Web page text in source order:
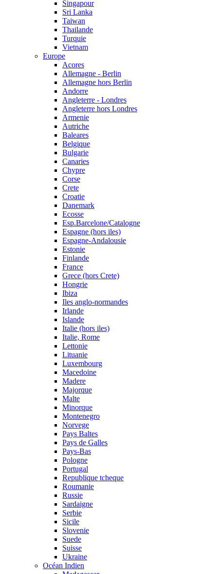
Singapour
Sri Lanka
Taiwan
Thailande
Turquie
Vietnam
Europe
Acores
Allemagne - Berlin
Allemagne hors Berlin
Andorre
Angleterre - Londres
Angleterre hors Londres
Armenie
Autriche
Baleares
Belgique
Bulgarie
Canaries
Chypre
Corse
Crete
Croatie
Danemark
Ecosse
Esp.Barcelone/Catalogne
Espagne (hors iles)
Espagne-Andalousie
Estonie
Finlande
France
Grece (hors Crete)
Hongrie
Ibiza
Iles anglo-normandes
Irlande
Islande
Italie (hors iles)
Italie, Rome
Lettonie
Lituanie
Luxembourg
Macedoine
Madere
Majorque
Malte
Minorque
Montenegro
Norvege
Pays Baltes
Pays de Galles
Pays-Bas
Pologne
Portugal
Republique tcheque
Roumanie
Russie
Sardaigne
Serbie
Sicile
Slovenie
Suede
Suisse
Ukraine
Océan Indien